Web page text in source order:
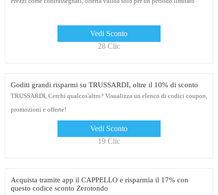
Vedi Sconto
28 Clic
Goditi grandi risparmi su TRUSSARDI, oltre il 10% di sconto
TRUSSARDI, Cerchi qualcos'altro? Visualizza un elenco di codici coupon,
promozioni e offerte!
Vedi Sconto
19 Clic
Acquista tramite app il CAPPELLO e risparmia il 17% con
questo codice sconto Zerotondo